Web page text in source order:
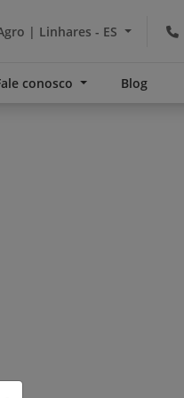
| Linhares - ES
conosco Blog